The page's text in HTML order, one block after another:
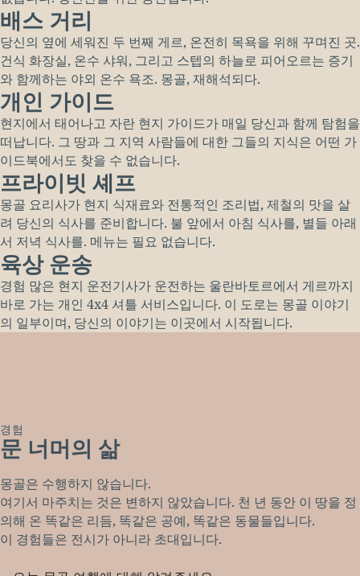
배스 거리
당신의 옆에 세워진 두 번째 게르, 온전히 목욕을 위해 꾸며진 곳.
건식 화장실, 온수 샤워, 그리고 스텝의 하늘로 피어오르는 증기
와 함께하는 야외 온수 욕조. 몽골, 재해석되다.
개인 가이드
현지에서 태어나고 자란 현지 가이드가 매일 당신과 함께 탐험을
떠납니다. 그 땅과 그 지역 사람들에 대한 그들의 지식은 어떤 가
이드북에서도 찾을 수 없습니다.
프라이빗 셰프
몽골 요리사가 현지 식재료와 전통적인 조리법, 제철의 맛을 살
려 당신의 식사를 준비합니다. 불 앞에서 아침 식사를, 별들 아래
서 저녁 식사를. 메뉴는 필요 없습니다.
육상 운송
경험 많은 현지 운전기사가 운전하는 울란바토르에서 게르까지
바로 가는 개인 4x4 셔틀 서비스입니다. 이 도로는 몽골 이야기
의 일부이며, 당신의 이야기는 이곳에서 시작됩니다.
문 너머의 삶
경험
몽골은 수행하지 않습니다.
여기서 마주치는 것은 변하지 않았습니다. 천 년 동안 이 땅을 정
의해 온 똑같은 리듬, 똑같은 공예, 똑같은 동물들입니다.
이 경험들은 전시가 아니라 초대입니다.